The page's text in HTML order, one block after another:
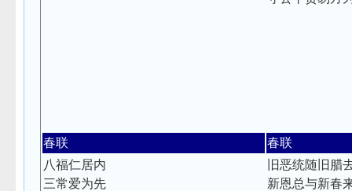
春联
春联
八福仁居内
三常爱为先
旧恶统随旧腊
新恩总与新春